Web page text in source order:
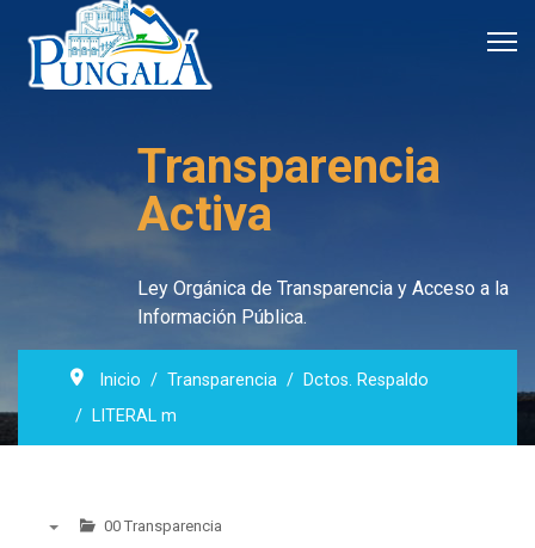
Transparencia
Activa
Ley Orgánica de Transparencia y Acceso a la
Información Pública.
Inicio Transparencia
Dctos. Respaldo
LITERAL m
00 Transparencia